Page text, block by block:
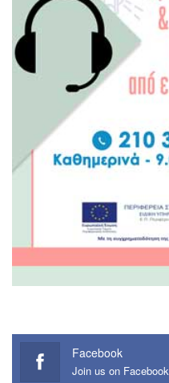
Facebook
Join us on Facebook